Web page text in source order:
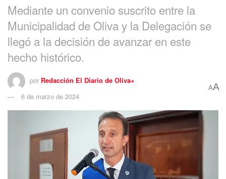
Mediante un convenio suscrito entre la
Municipalidad de Oliva y la Delegación se
llegó a la decisión de avanzar en este
hecho histórico.
por Redacción El Diario de Oliva+
6 de marzo de 2024
AA